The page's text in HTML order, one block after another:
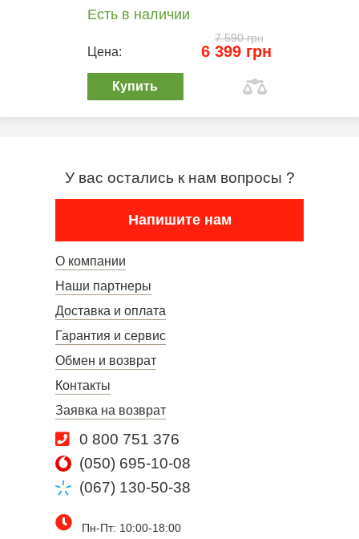
Есть в наличии
7 590 грн
Цена: 6 399 грн
Купить
У вас остались к нам вопросы ?
Напишите нам
О компании
Наши партнеры
Доставка и оплата
Гарантия и сервис
Обмен и возврат
Контакты
Заявка на возврат
0 800 751 376
(050) 695-10-08
(067) 130-50-38
Пн-Пт: 10:00-18:00